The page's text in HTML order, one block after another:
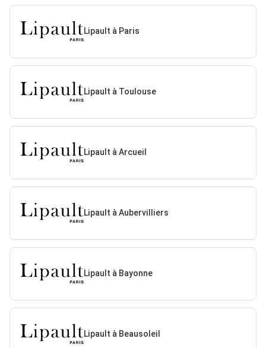
Lipault à Paris
Lipault à Toulouse
Lipault à Arcueil
Lipault à Aubervilliers
Lipault à Bayonne
Lipault à Beausoleil